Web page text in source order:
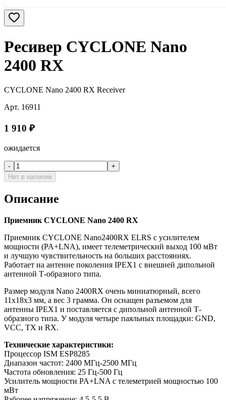
Ресивер CYCLONE Nano
2400 RX
CYCLONE Nano 2400 RX Receiver
Арт. 16911
1 910 ₽
ожидается
-
+
Нет в наличии
Описание
Приемник CYCLONE Nano 2400 RX
Приемник CYCLONE Nano2400RX ELRS с усилителем
мощности (PA+LNA), имеет телеметрический выход 100 мВт
и лучшую чувствительность на больших расстояниях.
Работает на антенне поколения IPEX1 с внешней дипольной
антенной Т-образного типа.
Размер модуля Nano 2400RX очень миниатюрный, всего
11x18x3 мм, а вес 3 грамма. Он оснащен разъемом для
антенны IPEX1 и поставляется с дипольной антенной Т-
образного типа. У модуля четыре паяльных площадки: GND,
VCC, TX и RX.
Технические характеристики:
Процессор ISM ESP8285
Диапазон частот: 2400 МГц-2500 МГц
Частота обновления: 25 Гц-500 Гц
Усилитель мощности PA+LNA с телеметрией мощностью 100
мВт